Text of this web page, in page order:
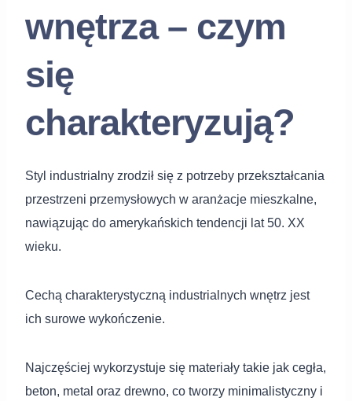
wnętrza – czym
się
charakteryzują?
Styl industrialny zrodził się z potrzeby przekształcania
przestrzeni przemysłowych w aranżacje mieszkalne,
nawiązując do amerykańskich tendencji lat 50. XX
wieku.
Cechą charakterystyczną industrialnych wnętrz jest
ich surowe wykończenie.
Najczęściej wykorzystuje się materiały takie jak cegła,
beton, metal oraz drewno, co tworzy minimalistyczny i